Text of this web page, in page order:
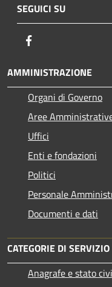
SEGUICI SU
AMMINISTRAZIONE
Organi di Governo
Aree
Uffici
Enti e fondazioni
Politici
Personale
Documenti e dati
CATEGORIE DI SERVIZIO
Anagrafe e stato